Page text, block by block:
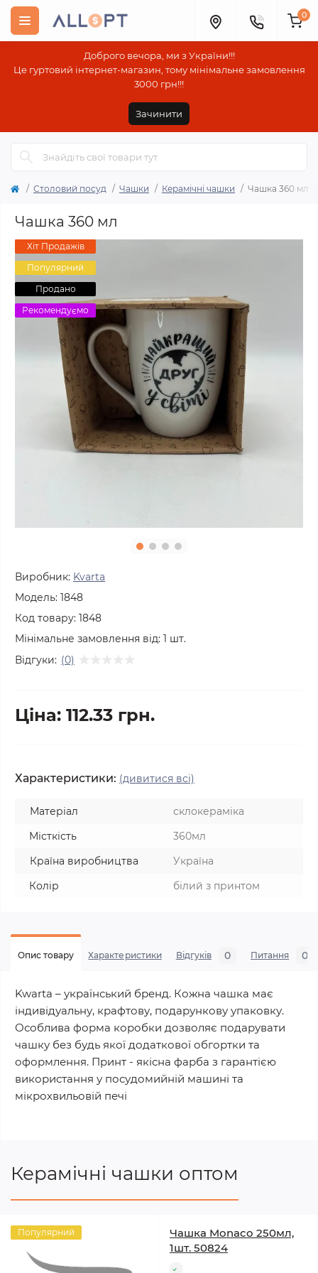
Доброго вечора, ми з України!!!
Це гуртовий інтернет-магазин, тому мінімальне замовлення
3000 грн!!!
Зачинити
0
Столовий посуд Чашки Керамічні чашки Чашка 360 мл
Чашка 360 мл
Хіт Продажів
Популярний
Продано
Рекомендуємо
Виробник: Kvarta
Модель: 1848
Код товару: 1848
Мінімальне замовлення від: 1 шт.
Відгуки: (0)
Ціна: 112.33 грн.
Характеристики: (дивитися всі)
Матеріал
склокераміка
Місткість
360мл
Країна виробництва
Україна
Колір
білий з принтом
Опис товару Характеристики Відгуків 0 Питання 0
Kwarta – український бренд. Кожна чашка має
індивідуальну, крафтову, подарункову упаковку.
Особлива форма коробки дозволяє подарувати
чашку без будь якої додаткової обгортки та
оформлення. Принт - якісна фарба з гарантією
використання у посудомийній машині та
мікрохвильовій печі
Керамічні чашки оптом
Популярний
Чашка Monaco 250мл,
1шт. 50824